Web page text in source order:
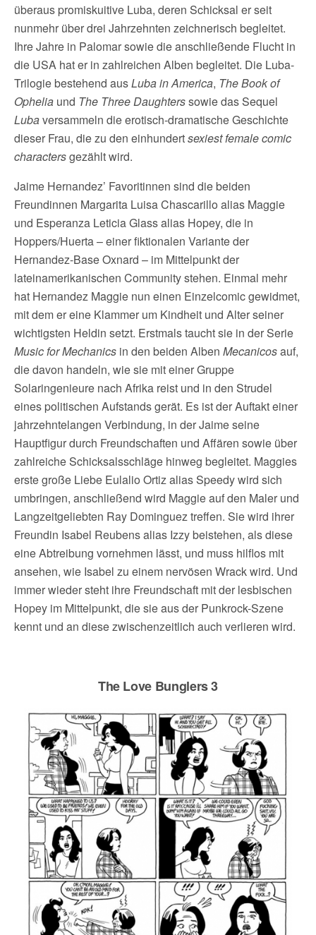
überaus promiskuitive Luba, deren Schicksal er seit
nunmehr über drei Jahrzehnten zeichnerisch begleitet.
Ihre Jahre in Palomar sowie die anschließende Flucht in
die USA hat er in zahlreichen Alben begleitet. Die Luba-
Trilogie bestehend ausLuba in America, The Book of
Ophelia und The Three Daughterssowie das Sequel
Lubaversammeln die erotisch-dramatische Geschichte
dieser Frau, die zu den einhundertsexiest female comic
charactersgezählt wird.
Jaime Hernandez’ Favoritinnen sind die beiden
Freundinnen Margarita Luisa Chascarillo alias Maggie
und Esperanza Leticia Glass alias Hopey, die in
Hoppers/Huerta – einer fiktionalen Variante der
Hernandez-Base Oxnard – im Mittelpunkt der
lateinamerikanischen Community stehen. Einmal mehr
hat Hernandez Maggie nun einen Einzelcomic gewidmet,
mit dem er eine Klammer um Kindheit und Alter seiner
wichtigsten Heldin setzt. Erstmals taucht sie in der Serie
Music for Mechanics in den beiden Alben Mecanicosauf,
die davon handeln, wie sie mit einer Gruppe
Solaringenieure nach Afrika reist und in den Strudel
eines politischen Aufstands gerät. Es ist der Auftakt einer
jahrzehntelangen Verbindung, in der Jaime seine
Hauptfigur durch Freundschaften und Affären sowie über
zahlreiche Schicksalsschläge hinweg begleitet. Maggies
erste große Liebe Eulalio Ortiz alias Speedy wird sich
umbringen, anschließend wird Maggie auf den Maler und
Langzeitgeliebten Ray Dominguez treffen. Sie wird ihrer
Freundin Isabel Reubens alias Izzy beistehen, als diese
eine Abtreibung vornehmen lässt, und muss hilflos mit
ansehen, wie Isabel zu einem nervösen Wrack wird. Und
immer wieder steht ihre Freundschaft mit der lesbischen
Hopey im Mittelpunkt, die sie aus der Punkrock-Szene
kennt und an diese zwischenzeitlich auch verlieren wird.
The Love Bunglers 3